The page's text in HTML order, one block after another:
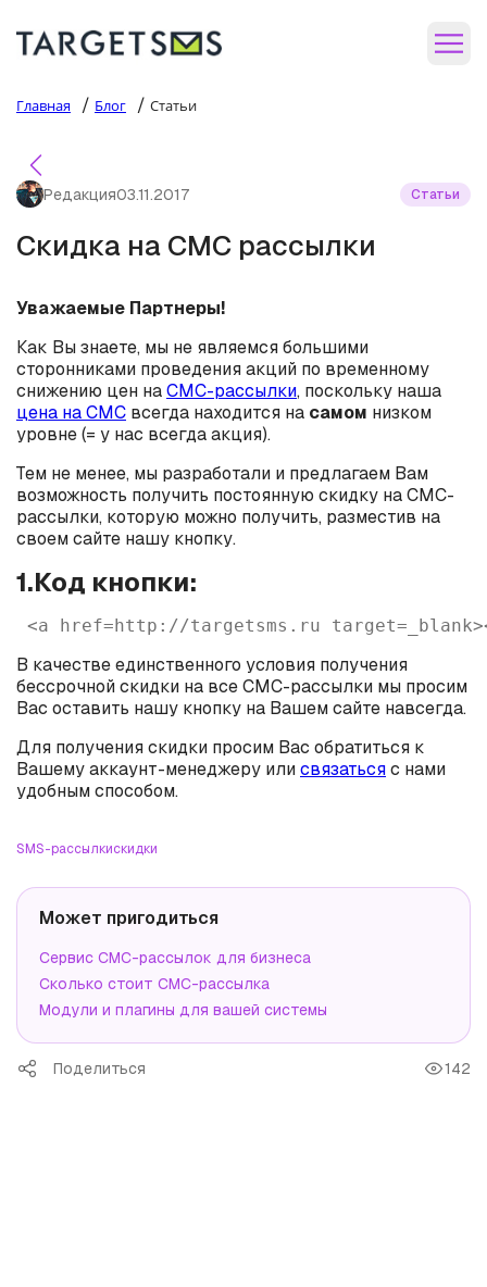
Главная / Блог / Статьи
Редакция03.11.2017 Статьи
Скидка на СМС рассылки
Уважаемые Партнеры!
Как Вы знаете, мы не являемся большими
сторонниками проведения акций по временному
снижению цен наСМС-рассылки, поскольку наша
цена на СМС всегда находится на самом низком
уровне (= у нас всегда акция).
Тем не менее, мы разработали и предлагаем Вам
возможность получить постоянную скидку на СМС-
рассылки, которую можно получить, разместив на
своем сайте нашу кнопку.
1.Код кнопки:
<a href=http://targetsms.ru
В качестве единственного условия получения
бессрочной скидки на все СМС-рассылки мы просим
Вас оставить нашу кнопку на Вашем сайте навсегда.
Для получения скидки просим Вас обратиться к
Вашему аккаунт-менеджеру илисвязатьсяс нами
удобным способом.
SMS-рассылкискидки
Может пригодиться
Сервис СМС-рассылок для бизнеса
Сколько стоит СМС-рассылка
Модули и плагины для вашей системы
Поделиться 142